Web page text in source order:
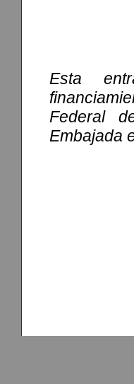
Esta
Federal
Embajada